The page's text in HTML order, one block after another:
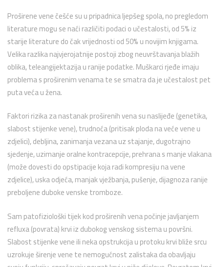
Proširene vene češće su u pripadnica ljepšeg spola, no pregledom
literature mogu se naći različiti podaci o učestalosti, od 5% iz
starije literature do čak vrijednosti od 50% u novijim knjigama.
Velika razlika najvjerojatnije postoji zbog neuvrštavanja blažih
oblika, teleangijektazija u ranije podatke. Muškarci rjeđe imaju
problema s proširenim venama te se smatra da je učestalost pet
puta veća u žena.
Faktori rizika za nastanak proširenih vena su naslijeđe (genetika,
slabost stijenke vene), trudnoća (pritisak ploda na veće vene u
zdjelici), debljina, zanimanja vezana uz stajanje, dugotrajno
sjedenje, uzimanje oralne kontracepcije, prehrana s manje vlakana
(može dovesti do opstipacije koja radi kompresiju na vene
zdjelice), uska odjeća, manjak vježbanja, pušenje, dijagnoza ranije
preboljene duboke venske tromboze.
Sam patofiziološki tijek kod proširenih vena počinje javljanjem
refluxa (povrata) krvi iz dubokog venskog sistema u površni.
Slabost stijenke vene ili neka opstrukcija u protoku krvi bliže srcu
uzrokuje širenje vene te nemogućnost zalistaka da obavljaju